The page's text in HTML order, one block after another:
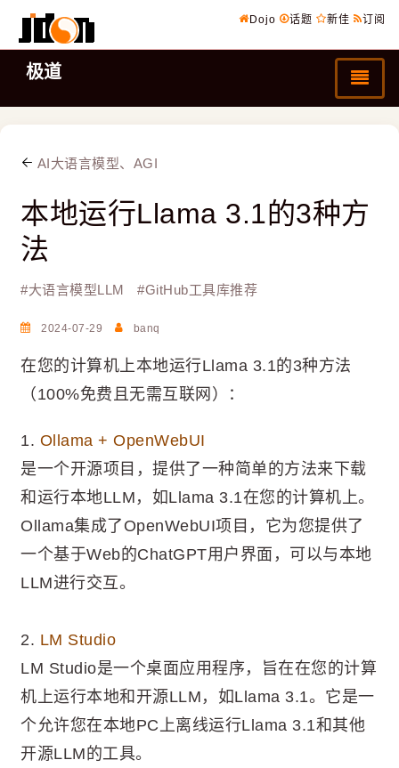
Dojo 话题 新佳 订阅
极道
AI大语言模型、AGI
本地运行Llama 3.1的3种方
法
#大语言模型LLM #GitHub工具库推荐
2024-07-29 banq
在您的计算机上本地运行Llama 3.1的3种方法
（100%免费且无需互联网）：
1. Ollama + OpenWebUI
是一个开源项目，提供了一种简单的方法来下载
和运行本地LLM，如Llama 3.1在您的计算机上。
Ollama集成了OpenWebUI项目，它为您提供了
一个基于Web的ChatGPT用户界面，可以与本地
LLM进行交互。
2. LM Studio
LM Studio是一个桌面应用程序，旨在在您的计算
机上运行本地和开源LLM，如Llama 3.1。它是一
个允许您在本地PC上离线运行Llama 3.1和其他
开源LLM的工具。